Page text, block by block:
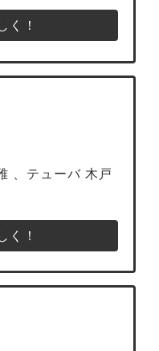
く！
、テューバ 木戸
く！